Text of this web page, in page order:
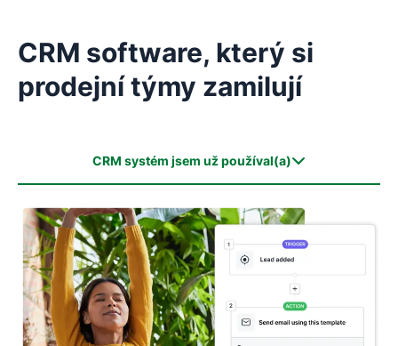
CRM software, který si
prodejní týmy zamilují
CRM systém jsem už používal(a)
CRM systém jsem už používal(a)
CRM systém jsem ještě nikdy nepoužíval(a)